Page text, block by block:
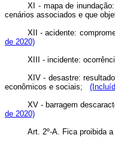
XI - mapa de
cenários associados e que
XII - acidente:
de 2020)
XIII - incidente:
XIV - desastre:
econômicos e sociais;
XV - barragem
de 2020)
Art. 2º-A. Fica proibida